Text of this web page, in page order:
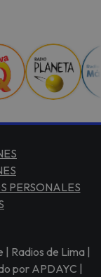
PERSONALES
Radios de Lima |
por APDAYC |